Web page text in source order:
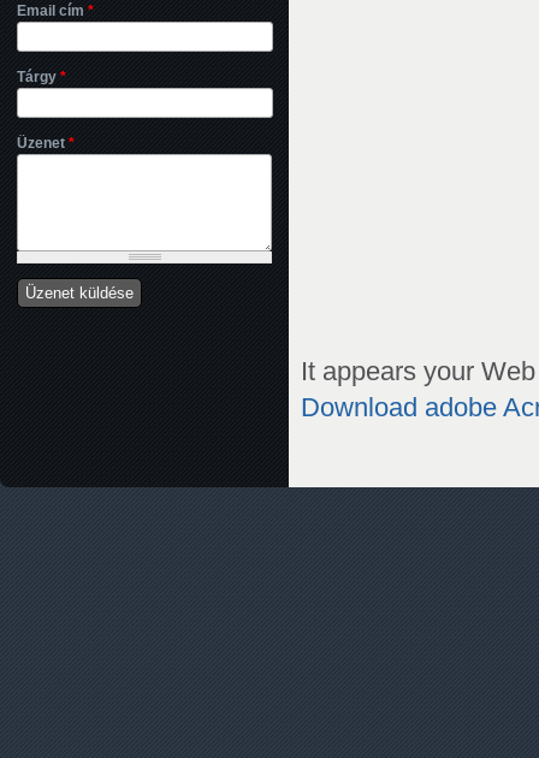
It appears your
Download adobe
Email cím *
Tárgy *
Üzenet *